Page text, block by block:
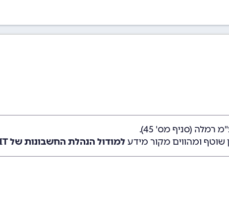
(סניף מס' 45).
שוטף ומהווים מקור מידע למודול הנהלת החשבונות של SUMIT